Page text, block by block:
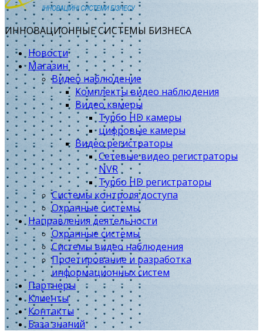
ИННОВАЦИОННЫЕ СИСТЕМЫ БИЗНЕСА
Новости
Магазин
Видео наблюдение
Комплекты видео наблюдения
Видео камеры
Турбо HD камеры
цифровые камеры
Видео регистраторы
Сетевые видео регистраторы
NVR
Турбо HD регистраторы
Системы контроля доступа
Охранные системы
Направления деятельности
Охранные системы
Системы видео наблюдения
Проетирование и разработка
информационных систем
Партнеры
Клиенты
Контакты
База знаний